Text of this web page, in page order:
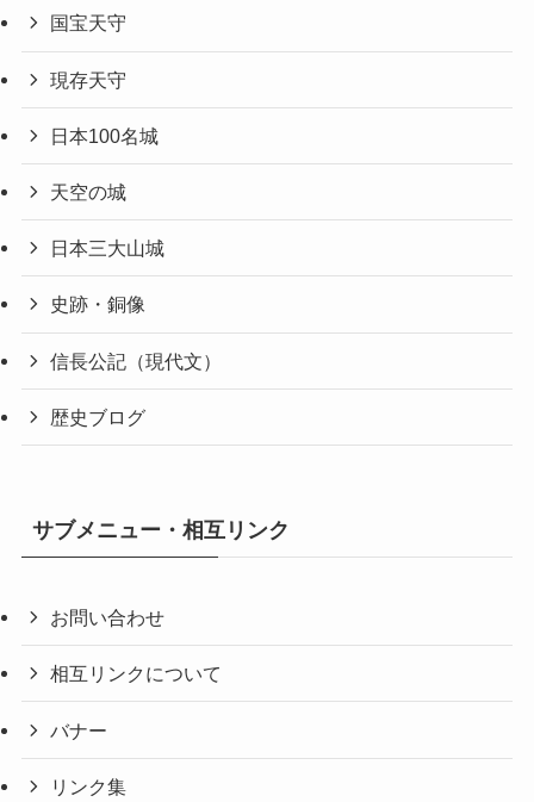
国宝天守
現存天守
日本100名城
天空の城
日本三大山城
史跡・銅像
信長公記（現代文）
歴史ブログ
サブメニュー・相互リンク
お問い合わせ
相互リンクについて
バナー
リンク集